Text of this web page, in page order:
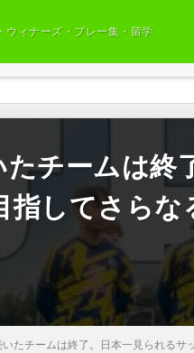
ウィナーズ・プレー集・留学
チームは終
してさらな
いたチームは終了。日本一見られるサ